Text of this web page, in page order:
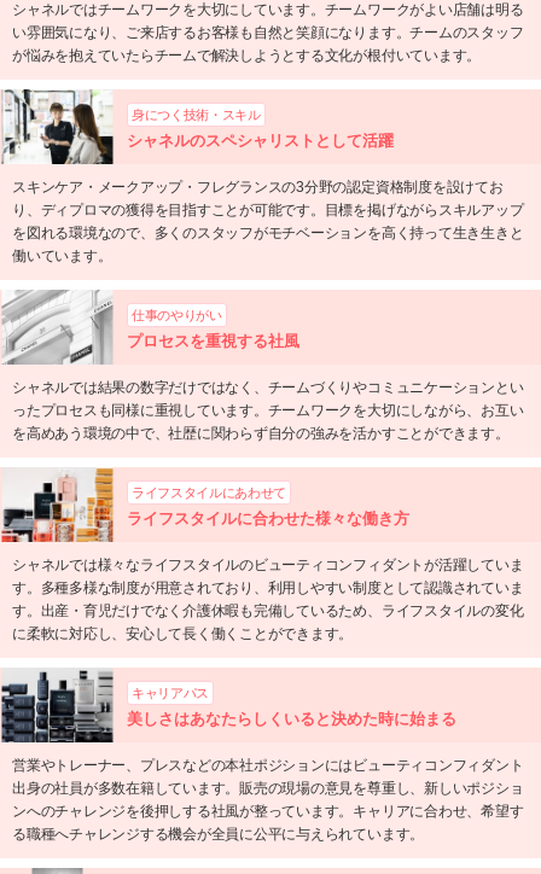
シャネルではチームワークを大切にしています。チームワークがよい店舗は明る
い雰囲気になり、ご来店するお客様も自然と笑顔になります。チームのスタッフ
が悩みを抱えていたらチームで解決しようとする文化が根付いています。
身につく技術・スキル
シャネルのスペシャリストとして活躍
スキンケア・メークアップ・フレグランスの3分野の認定資格制度を設けてお
り、ディプロマの獲得を目指すことが可能です。目標を掲げながらスキルアップ
を図れる環境なので、多くのスタッフがモチベーションを高く持って生き生きと
働いています。
仕事のやりがい
プロセスを重視する社風
シャネルでは結果の数字だけではなく、チームづくりやコミュニケーションとい
ったプロセスも同様に重視しています。チームワークを大切にしながら、お互い
を高めあう環境の中で、社歴に関わらず自分の強みを活かすことができます。
ライフスタイルにあわせて
ライフスタイルに合わせた様々な働き方
シャネルでは様々なライフスタイルのビューティコンフィダントが活躍していま
す。多種多様な制度が用意されており、利用しやすい制度として認識されていま
す。出産・育児だけでなく介護休暇も完備しているため、ライフスタイルの変化
に柔軟に対応し、安心して長く働くことができます。
キャリアパス
美しさはあなたらしくいると決めた時に始まる
営業やトレーナー、プレスなどの本社ポジションにはビューティコンフィダント
出身の社員が多数在籍しています。販売の現場の意見を尊重し、新しいポジショ
ンへのチャレンジを後押しする社風が整っています。キャリアに合わせ、希望す
る職種へチャレンジする機会が全員に公平に与えられています。